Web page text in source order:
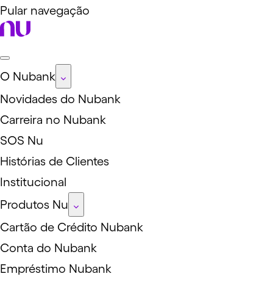
Pular navegação
O Nubank
Novidades do Nubank
Carreira no Nubank
SOS Nu
Histórias de Clientes
Institucional
Produtos Nu
Cartão de Crédito Nubank
Conta do Nubank
Empréstimo Nubank